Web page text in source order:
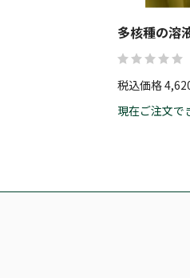
多核種の溶
税込価格
現在ご注文で